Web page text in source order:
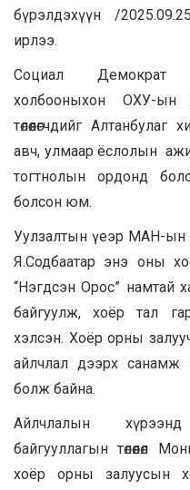
бүрэлдэхүүн /
ирлээ.
Социал Демократ
холбооныхон ОХУ-ын
төлөөлөгчдийг
авч, улмаар ёслолын
тогтнолын ордонд
болсон юм.
Уулзалтын үеэр МАН-ын
Я.Содбаатар энэ оны
“Нэгдсэн Орос” намтай
байгуулж, хоёр тал
хэлсэн. Хоёр орны
айлчлал дээрх санамж
болж байна.
Айлчлалын
байгууллагын төлөөлөл
хоёр орны залуусын